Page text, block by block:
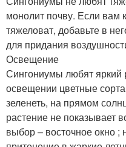
монолит почву. Если вам
тяжеловат, добавьте в
для придания
Освещение
Сингониумы любят яркий
освещении цветные сорта
зеленеть, на прямом
растение не показывает
выбор – восточное окно ;